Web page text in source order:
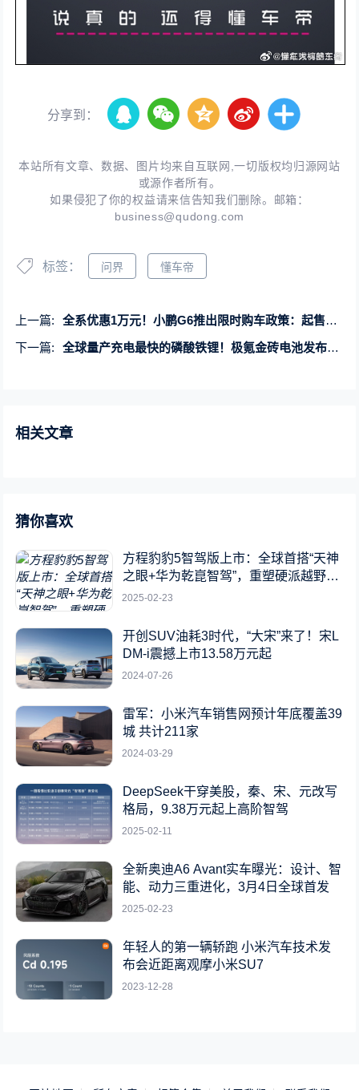
分享到：
本站所有文章、数据、图片均来自互联网,一切版权均归源网站
或源作者所有。
如果侵犯了你的权益请来信告知我们删除。邮箱：
business@qudong.com
标签： 问界 懂车帝
上一篇:
全系优惠1万元！小鹏G6推出限时购车政策：起售价19.99万元
下一篇:
全球量产充电最快的磷酸铁锂！极氪金砖电池发布：充15分钟跑500公里
相关文章
猜你喜欢
方程豹豹5智驾版上市：全球首搭“天神
之眼+华为乾崑智驾”，重塑硬派越野新
标杆
2025-02-23
开创SUV油耗3时代，“大宋”来了！宋L
DM-i震撼上市13.58万元起
2024-07-26
雷军：小米汽车销售网预计年底覆盖39
城 共计211家
2024-03-29
DeepSeek干穿美股，秦、宋、元改写
格局，9.38万元起上高阶智驾
2025-02-11
全新奥迪A6 Avant实车曝光：设计、智
能、动力三重进化，3月4日全球首发
2025-02-23
年轻人的第一辆轿跑 小米汽车技术发
布会近距离观摩小米SU7
2023-12-28